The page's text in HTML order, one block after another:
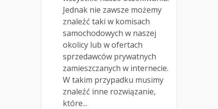
Jednak nie zawsze możemy
znaleźć taki w komisach
samochodowych w naszej
okolicy lub w ofertach
sprzedawców prywatnych
zamieszczanych w internecie.
W takim przypadku musimy
znaleźć inne rozwiązanie,
które...